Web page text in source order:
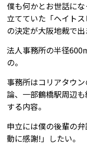
僕も何かとお世話に
立てていた「ヘイトス
の決定が大阪地裁で出
法人事務所の半径
の。
事務所はコリアタウ
論、一部鶴橋駅周辺
する内容。
申立には僕の後輩の
動に感謝!」したい。